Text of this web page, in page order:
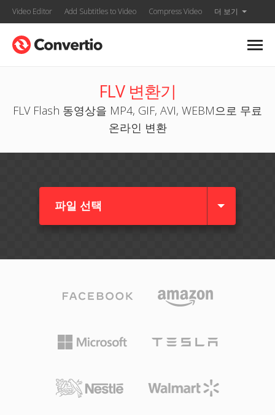
Video Editor Add Subtitles to Video Compress Video 더 보기
FLV 변환기
FLV Flash 동영상을 MP4, GIF, AVI, WEBM으로 무료
온라인 변환
파일 선택